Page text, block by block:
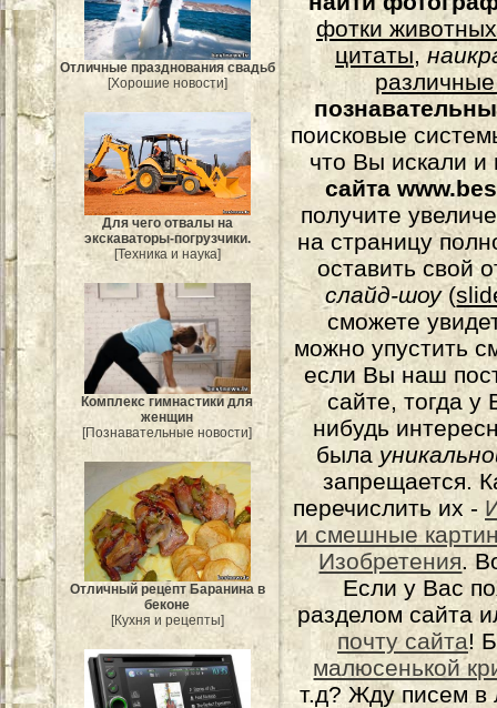
Отличные празднования свадьб
[Хорошие новости]
Для чего отвалы на
экскаваторы-погрузчики.
[Техника и наука]
Комплекс гимнастики для
женщин
[Познавательные новости]
Отличный рецепт Баранина в
беконе
[Кухня и рецепты]
фотки животных
цитаты,
поисковые
что Вы искали и
сайта
получите
на страницу
оставить свой
слайд-шоу(
сможете
можно упустить
если Вы наш
сайте, тогда у
нибудь
была
запрещается.
перечислить их -
и смешные
Изобретения.
Если у Вас
разделом сайта
почту сайта!
малюсенькой
т.д? Жду писем в